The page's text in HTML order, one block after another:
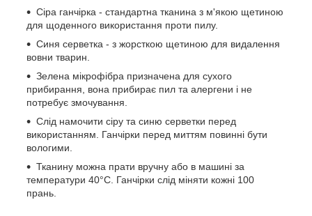
Сіра ганчірка - стандартна тканина з м'якою щетиною
для щоденного використання проти пилу.
Синя серветка - з жорсткою щетиною для видалення
вовни тварин.
Зелена мікрофібра призначена для сухого
прибирання, вона прибирає пил та алергени і не
потребує змочування.
Слід намочити сіру та синю серветки перед
використанням. Ганчірки перед миттям повинні бути
вологими.
Тканину можна прати вручну або в машині за
температури 40°C. Ганчірки слід міняти кожні 100
прань.